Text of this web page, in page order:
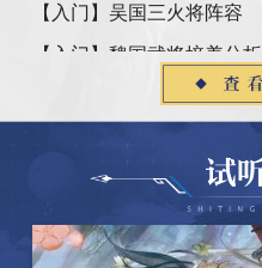
【入门】吴国三火将阵容
【入门】魏国武将培养分析
【平民】吴国前期打法解析